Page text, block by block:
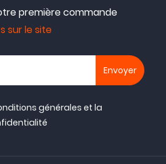
première commande
sur le site
générales et la